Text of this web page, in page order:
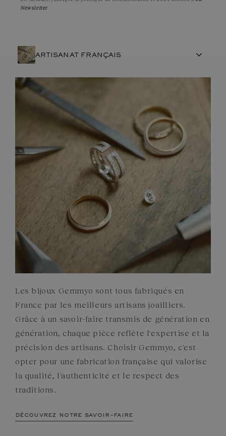
Newsletter
ARTISANAT FRANÇAIS
PIERRES
ENGAGEMENTS
Les bijoux Gemmyo sont tous fabriqués en
France par les meilleurs artisans joailliers.
Grâce à un savoir-faire transmis de génération en
génération, chaque pièce reflète l'expertise et la
précision des artisans. Choisir Gemmyo, c'est
opter pour une fabrication française qui valorise
la qualité, l'authenticité et le respect des
traditions.
découvrez notre savoir-faire